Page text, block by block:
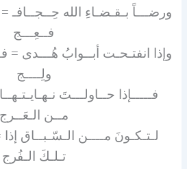
ورضـــاً بـقـضـاءِ الله حِــجــافـ
فــعِـــج
وإذا انفتـحـت أبــوابُ هُـــدى =
ولِــــج
فـــــإذا حــاولـــتَ
مــن الـعَــرج
لـتـكـونَ مــــن الـسّـبــاق
تـلـكَ الـفُرج